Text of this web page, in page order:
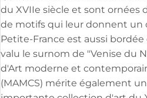
du XVIIe siècle et sont
de motifs qui leur donnent un
Petite-France est aussi
valu le surnom de "Venise du
d'Art moderne et
(MAMCS) mérite également